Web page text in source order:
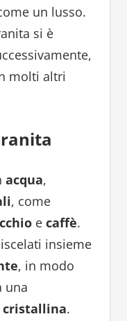
un lusso.
si è
molti altri
acqua,
, come
e caffè.
insieme
, in modo
una
cristallina.